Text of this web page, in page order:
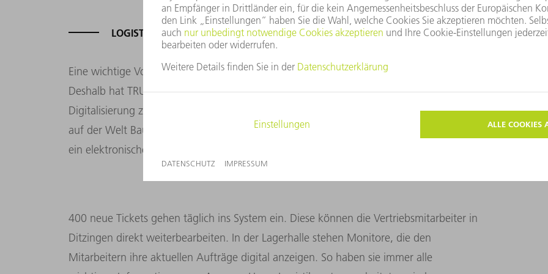
LOGISTIKZENTRUM OHNE PAPIER
Eine wichtige Voraussetzung für eine schnelle Lieferung ist die digitale Vernetzung.
Deshalb hat TRUMPF im Jahr 2017/18 damit begonnen, die Prozesse durch
Digitalisierung zu verbessern. Sobald ein Kunde bei einem TRUMPF Standort irgendwo
auf der Welt Bauteile bestellt, legt der Mitarbeiter dort in einem einheitlichen System
ein elektronisches Ticket an.
400 neue Tickets gehen täglich ins System ein. Diese können die Vertriebsmitarbeiter in
Ditzingen direkt weiterbearbeiten. In der Lagerhalle stehen Monitore, die den
Mitarbeitern ihre aktuellen Aufträge digital anzeigen. So haben sie immer alle